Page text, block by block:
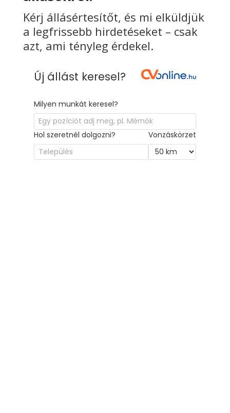
Kérj állásértesítőt, és mi elküldjük
a legfrissebb hirdetéseket – csak
azt, ami tényleg érdekel.